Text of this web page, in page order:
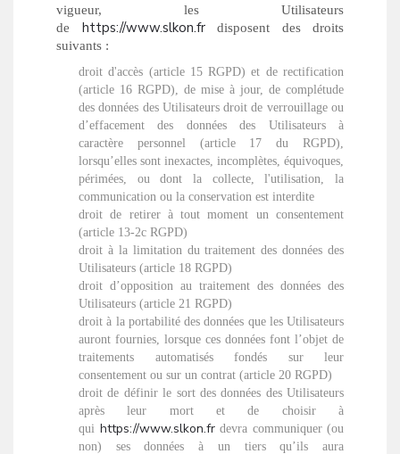
vigueur, les Utilisateurs
de https://www.slkon.frdisposent des droits
suivants :
droit d'accès (article 15 RGPD) et de rectification
(article 16 RGPD), de mise à jour, de complétude
des données des Utilisateurs droit de verrouillage ou
d’effacement des données des Utilisateurs à
caractère personnel (article 17 du RGPD),
lorsqu’elles sont inexactes, incomplètes, équivoques,
périmées, ou dont la collecte, l'utilisation, la
communication ou la conservation est interdite
droit de retirer à tout moment un consentement
(article 13-2c RGPD)
droit à la limitation du traitement des données des
Utilisateurs (article 18 RGPD)
droit d’opposition au traitement des données des
Utilisateurs (article 21 RGPD)
droit à la portabilité des données que les Utilisateurs
auront fournies, lorsque ces données font l’objet de
traitements automatisés fondés sur leur
consentement ou sur un contrat (article 20 RGPD)
droit de définir le sort des données des Utilisateurs
après leur mort et de choisir à
qui https://www.slkon.frdevra communiquer (ou
non) ses données à un tiers qu’ils aura